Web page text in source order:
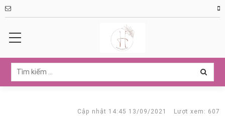
Cập nhật 14:45 13/09/2021
Lượt xem: 607